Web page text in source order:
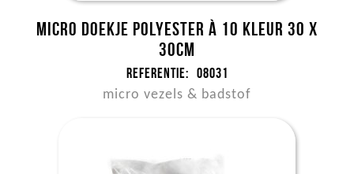
Micro doekje polyester à 10 kleur 30 x
30cm
Referentie: 08031
micro vezels & badstof